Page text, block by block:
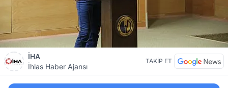
İHA
İhlas Haber Ajansı
TAKİP ET